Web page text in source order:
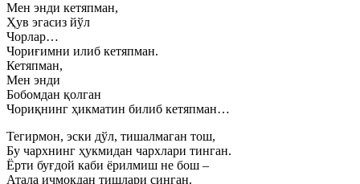
Мен энди кетяпман,
Ҳув эгасиз йўл
Чорлар…
Чориғимни илиб кетяпман.
Кетяпман,
Мен энди
Бобомдан қолган
Чориқнинг ҳикматин билиб кетяпман…
Тегирмон, эски дўл, тишалмаган тош,
Бу чархнинг ҳукмидан чархлари тинган.
Ёрти буғдой каби ёрилмиш не бош –
Атала ичмоқдан тишлари синган.